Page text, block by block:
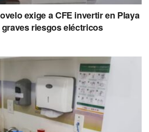
exige a CFE invertir en Playa
riesgos eléctricos